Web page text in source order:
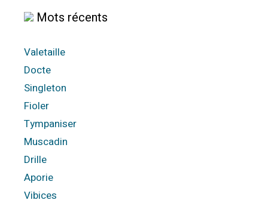
Mots récents
Valetaille
Docte
Singleton
Fioler
Tympaniser
Muscadin
Drille
Aporie
Vibices